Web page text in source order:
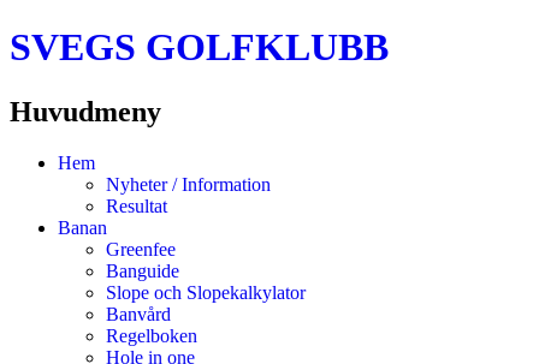
SVEGS GOLFKLUBB
Huvudmeny
HoppaHem
Nyheter / Information
Resultat
Banan
Greenfee
Banguide
Slope och Slopekalkylator
Banvård
Regelboken
Hole in one